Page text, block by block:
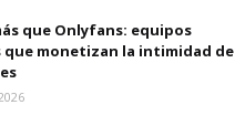
que Onlyfans: equipos
monetizan la intimidad de